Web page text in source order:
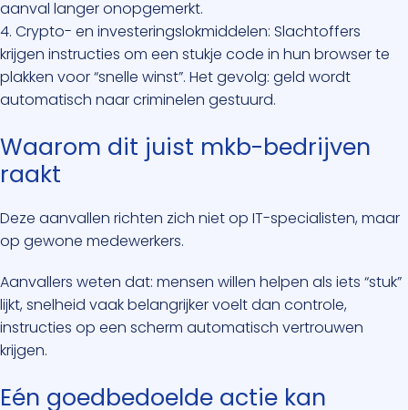
aanval langer onopgemerkt.
4. Crypto- en investeringslokmiddelen: Slachtoffers
krijgen instructies om een stukje code in hun browser te
plakken voor “snelle winst”. Het gevolg: geld wordt
automatisch naar criminelen gestuurd.
Waarom dit juist mkb-bedrijven
raakt
Deze aanvallen richten zich niet op IT-specialisten, maar
op gewone medewerkers.
Aanvallers weten dat: mensen willen helpen als iets “stuk”
lijkt, snelheid vaak belangrijker voelt dan controle,
instructies op een scherm automatisch vertrouwen
krijgen.
Eén goedbedoelde actie kan